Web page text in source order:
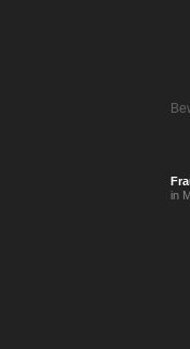
in